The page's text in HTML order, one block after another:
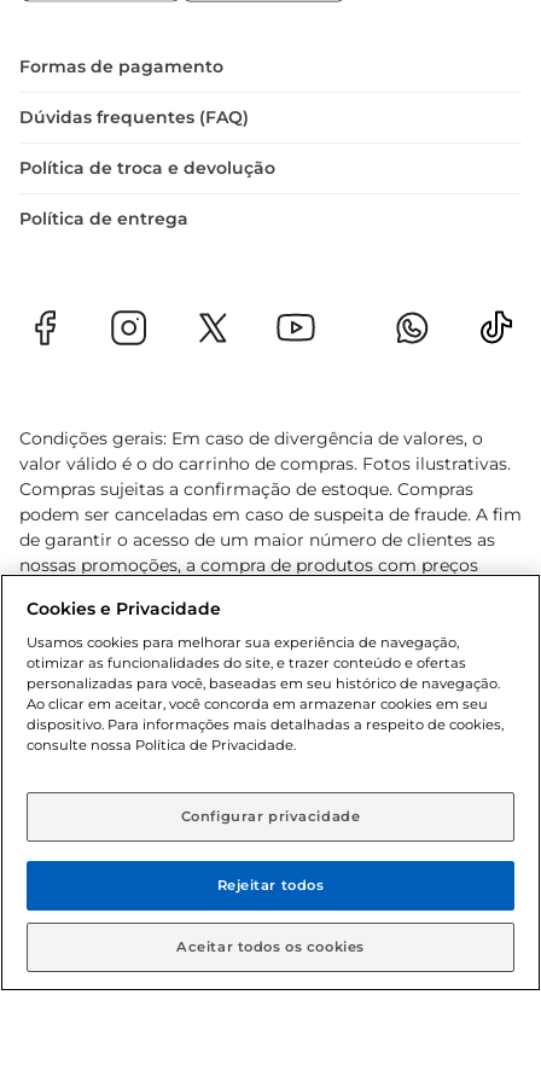
Formas de pagamento
Dúvidas frequentes (FAQ)
Política de troca e devolução
Política de entrega
Condições gerais: Em caso de divergência de valores, o
valor válido é o do carrinho de compras. Fotos ilustrativas.
Compras sujeitas a confirmação de estoque. Compras
podem ser canceladas em caso de suspeita de fraude. A fim
de garantir o acesso de um maior número de clientes as
nossas promoções, a compra de produtos com preços
cliente. Os preços, ofertas e condições são exclusivos para
o e-commerce e válidos durante o dia de hoje, podendo
sofrer alterações sem prévia notificação. Proibida a venda
de bebidas alcoólicas para menores de 18 anos, conforme
Lei n.º 8069/90, art. 81, inciso II (Estatuto da Criança e do
Adolescente). Preços e condições exclusivos para o
aviso prévio. O valor mínimo para as compras on-line é de
© 2026 Copyright. Todos os direitos
reservados Gbarbosa.
Cookies e Privacidade
Usamos cookies para melhorar sua experiência de navegação,
otimizar as funcionalidades do site, e trazer conteúdo e ofertas
personalizadas para você, baseadas em seu histórico de navegação.
Ao clicar em aceitar, você concorda em armazenar cookies em seu
dispositivo. Para informações mais detalhadas a respeito de cookies,
consulte nossa Política de Privacidade.
Configurar privacidade
Rejeitar todos
Aceitar todos os cookies